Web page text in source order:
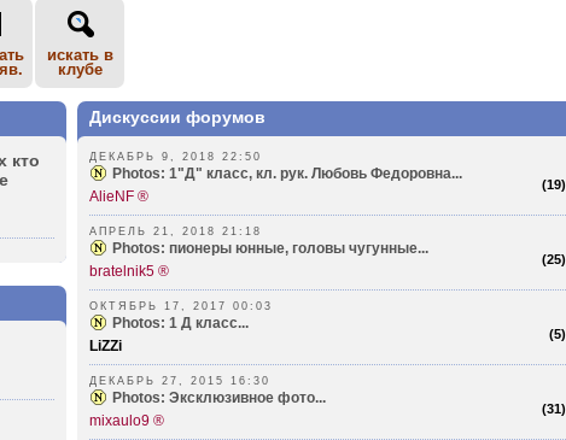
искать в
клубе
кто
Дискуссии форумов
ДЕКАБРЬ 9, 2018 22:50
(19)
Photos: 1"Д" класс, кл. рук. Любовь Федоровна...
AlieNF ®
АПРЕЛЬ 21, 2018 21:18
(25)
Photos: пионеры юнные, головы чугунные...
bratelnik5 ®
ОКТЯБРЬ 17, 2017 00:03
(5)
Photos: 1 Д класс...
LiZZi
ДЕКАБРЬ 27, 2015 16:30
(31)
Photos: Эксклюзивное фото...
mixaulo9 ®